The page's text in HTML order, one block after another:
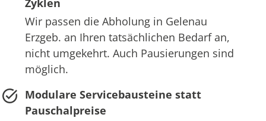
Zyklen
Wir passen die Abholung in Gelenau
Erzgeb. an Ihren tatsächlichen Bedarf an,
nicht umgekehrt. Auch Pausierungen sind
möglich.
Modulare Servicebausteine statt
Pauschalpreise